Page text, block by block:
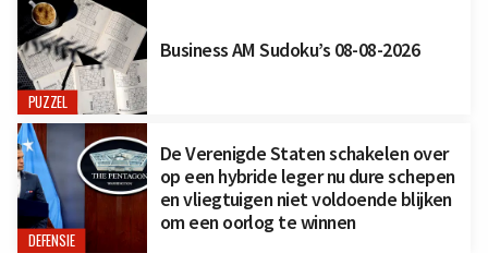
PUZZEL
Business AM Sudoku’s 08-08-2026
DEFENSIE
De Verenigde Staten schakelen over
op een hybride leger nu dure schepen
en vliegtuigen niet voldoende blijken
om een oorlog te winnen